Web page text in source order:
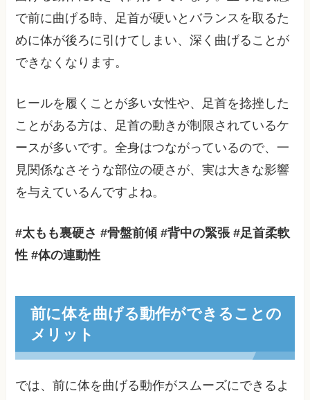
で前に曲げる時、足首が硬いとバランスを取るた
めに体が後ろに引けてしまい、深く曲げることが
できなくなります。
ヒールを履くことが多い女性や、足首を捻挫した
ことがある方は、足首の動きが制限されているケ
ースが多いです。全身はつながっているので、一
見関係なさそうな部位の硬さが、実は大きな影響
を与えているんですよね。
#太もも裏硬さ #骨盤前傾 #背中の緊張 #足首柔軟
性 #体の連動性
前に体を曲げる動作ができることの
メリット
では、前に体を曲げる動作がスムーズにできるよ